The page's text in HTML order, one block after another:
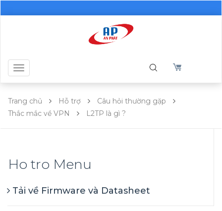
Toggle
navigation
Trang chủ Hỗ trợ
Câu hỏi thường gặp
Thắc mắc về VPN
L2TP là gì ?
Ho tro Menu
Tải về Firmware và Datasheet